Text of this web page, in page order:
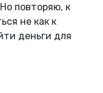
повторяю, к
не как к
деньги для